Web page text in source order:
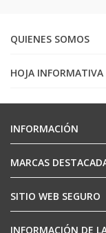
QUIENES SOMOS
HOJA INFORMATIVA
INFORMACIÓN
MARCAS
SITIO WEB SEGURO
INFORMACIÓN DE